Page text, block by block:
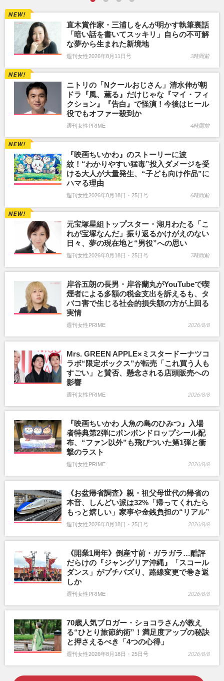
直木賞作家・三浦しをんが明かす執筆裏話
「暗い話を書いてスッキリ」自らの不可解
な夢から生まれた新境地
週刊女性2026年8月11日号 2時間前
ニトリの「Nクールおじさん」清水伸が朝
ドラ『風、薫る』だけじゃな『マイ・フィ
クション』『告白』で怪演！今後はヒール
役でもオファー殺到か
週刊女性PRIME 4時間前
『映画ちいかわ』のストーリーに波
紋！“わかりやすい猛毒”投入ダメージを受
ける大人が大量発生、“子ども向け作品”に
ハマる理由
週刊女性2026年8月18日・25日号 6時間前
元宝塚星組トップスター・湖月わたる「こ
れが宝塚なんだ」振り返るかけがえのない
日々、夢の現在地と“男役”への思い
週刊女性2026年8月18日・25日号 7時間前
岸谷五朗の長男・岸谷蘭丸がYouTubeで喫
煙者による多額の税金支出を訴えるも、タ
バコ害で生じる社会的損失額の方が上回る
実情
週刊女性PRIME 2026/8/8
Mrs. GREEN APPLE×ミスタードーナツコ
ラボ“限定ボックス”が転売「これ買う人も
すごい」と賛否、懸念される店頭販売への
影響
週刊女性PRIME 2026/8/8
『映画ちいかわ 人魚の島のひみつ』入場
者特典第2弾にボンボンドロップシール配
布、“ファン以外”も飛びついた第1弾と衝
撃のラスト
週刊女性PRIME 2026/8/8
《お盆帰省調査》親・祖父母世代の帰省の
本音、しんどい派は32%「帰ってくれたら
もっと嬉しい」家事や金銭負担の“リアル”
週刊女性2026年8月18日・25日号 2026/8/8
《開業1周年》倒産寸前・ガラガラ…酷評
だらけの『ジャングリア沖縄』「スコール
ダンス」がプチバズり、路線変更で巻き返
しか
週刊女性PRIME 2026/8/8
70歳人気ブロガー・ショコラさんが教え
る“ひとり旅節約術”！満足度アップの秘訣
と押さえるべき「4つの心得」
週刊女性2026年8月18日・25日号 2026/8/8